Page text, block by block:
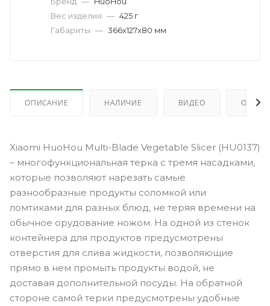
Вес изделия — 425 г
Габариты — 366x127x80 мм
ОПИСАНИЕ НАЛИЧИЕ ВИДЕО
Xiaomi HuoHou Multi-Blade Vegetable Slicer (HU0137)
– многофункциональная терка с тремя насадками,
которые позволяют нарезать самые
разнообразные продукты соломкой или
ломтиками для разных блюд, не теряя времени на
обычное орудование ножом. На одной из стенок
контейнера для продуктов предусмотрены
отверстия для слива жидкости, позволяющие
прямо в нем промыть продукты водой, не
доставая дополнительной посуды. На обратной
стороне самой терки предусмотрены удобные